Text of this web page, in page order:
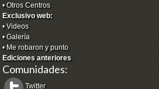
•Otros Centros
Exclusivo web:
•Videos
•Galería
• Me robaron y punto
Ediciones anteriores
Comunidades:
Twitter